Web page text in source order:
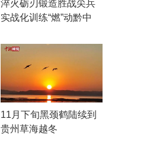
淬火砺刃锻造胜战尖兵
实战化训练“燃”动黔中
11月下旬黑颈鹤陆续到
贵州草海越冬